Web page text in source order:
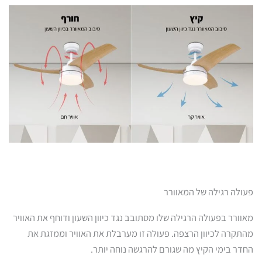
פעולה רגילה של המאוורר
מאוורר בפעולה הרגילה שלו מסתובב נגד כיוון השעון ודוחף את האוויר
מהתקרה לכיוון הרצפה. פעולה זו מערבלת את האוויר וממזגת את
החדר בימי הקיץ מה שגורם להרגשה נוחה יותר.